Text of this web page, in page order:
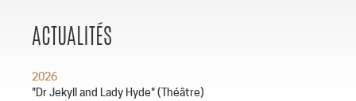
ACTUALITÉS
2026
"Dr Jekyll and Lady Hyde" (Théâtre)